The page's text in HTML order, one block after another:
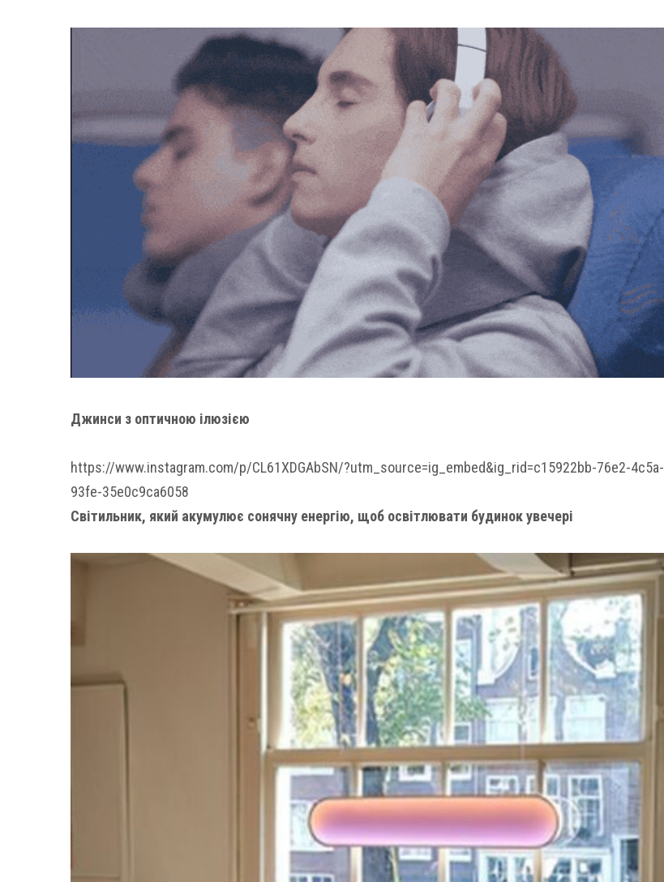
Джинси з оптичною ілюзією
https://www.instagram.com/p/CL61XDGAbSN/?utm_source=ig_embed&ig_rid=c15922bb-76e2-4c5a-
93fe-35e0c9ca6058
Світильник, який акумулює сонячну енергію, щоб освітлювати будинок увечері